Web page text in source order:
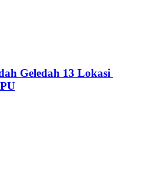
Geledah 13 Lokasi